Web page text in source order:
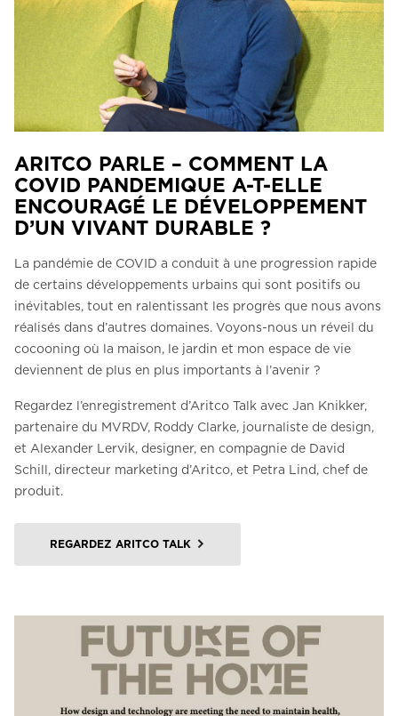
ARITCO PARLE – COMMENT LA
COVID PANDEMIQUE A-T-ELLE
ENCOURAGÉ LE DÉVELOPPEMENT
D’UN VIVANT DURABLE ?
La pandémie de COVID a conduit à une progression rapide
de certains développements urbains qui sont positifs ou
inévitables, tout en ralentissant les progrès que nous avons
réalisés dans d’autres domaines. Voyons-nous un réveil du
cocooning où la maison, le jardin et mon espace de vie
deviennent de plus en plus importants à l’avenir ?
Regardez l’enregistrement d’Aritco Talk avec Jan Knikker,
partenaire du MVRDV, Roddy Clarke, journaliste de design,
et Alexander Lervik, designer, en compagnie de David
Schill, directeur marketing d’Aritco, et Petra Lind, chef de
produit.
REGARDEZ ARITCO TALK